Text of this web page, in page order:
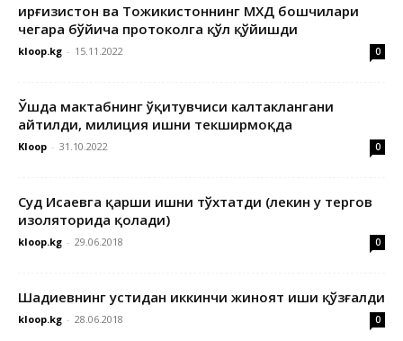
Қирғизистон ва Тожикистоннинг МХДҚ бошчилари
чегара бўйича протоколга қўл қўйишди
kloop.kg - 15.11.2022 0
Ўшда мактабнинг ўқитувчиси калтаклангани
айтилди, милиция ишни текширмоқда
Kloop - 31.10.2022 0
Суд Исаевга қарши ишни тўхтатди (лекин у тергов
изоляторида қолади)
kloop.kg - 29.06.2018 0
Шадиевнинг устидан иккинчи жиноят иши қўзғалди
kloop.kg - 28.06.2018 0